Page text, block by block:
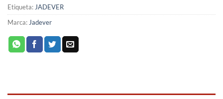
Etiqueta:JADEVER
Marca:Jadever